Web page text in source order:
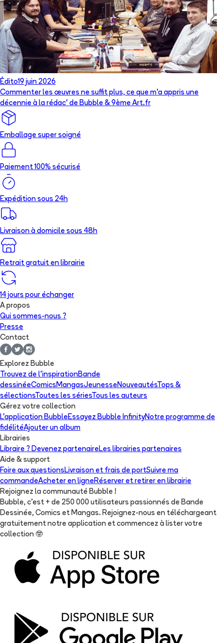
Édito19 juin 2026
Commenter les œuvres ne suffit plus, ce que m’a appris une
décennie à la rédac’ de Bubble & 9ème Art.fr
Emballage super soigné
Paiement 100% sécurisé
Expédition sous 24h
Livraison à domicile sous 48h
Retrait gratuit en librairie
14 jours pour échanger
A propos
Qui sommes-nous ?
Presse
Contact
Explorez Bubble
Trouvez de l'inspirationBande
dessinéeComicsMangasJeunesseNouveautésTops &
sélectionsToutes les sériesTous les auteurs
Gérez votre collection
L'application BubbleEssayez Bubble InfinityNotre programme de
fidélitéAjouter un album
Librairies
Libraire ? Devenez partenaireLes librairies partenaires
Aide & support
Foire aux questionsLivraison et frais de portSuivre ma
commandeAcheter en ligneRéserver et retirer en librairie
Rejoignez la communauté Bubble !
Bubble, c'est + de 250 000 utilisateurs passionnés de Bande
Dessinée, Comics et Mangas. Rejoignez-nous en téléchargeant
gratuitement notre application et commencez à lister votre
collection 🤓